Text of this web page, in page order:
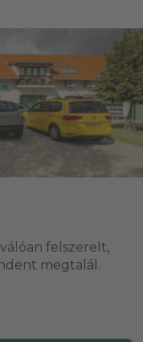
felszerelt,
megtalál.